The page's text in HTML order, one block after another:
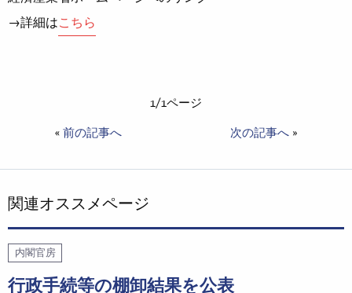
→詳細はこちら
1/1ページ
« 前の記事へ 次の記事へ »
関連オススメページ
内閣官房
行政手続等の棚卸結果を公表